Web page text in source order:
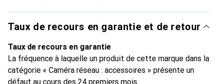
Taux de recours en garantie et de retour
Taux de recours en garantie
La fréquence à laquelle un produit de cette marque dans la
catégorie « Caméra réseau : accessoires » présente un
défaut au cours des 24 premiers mois.